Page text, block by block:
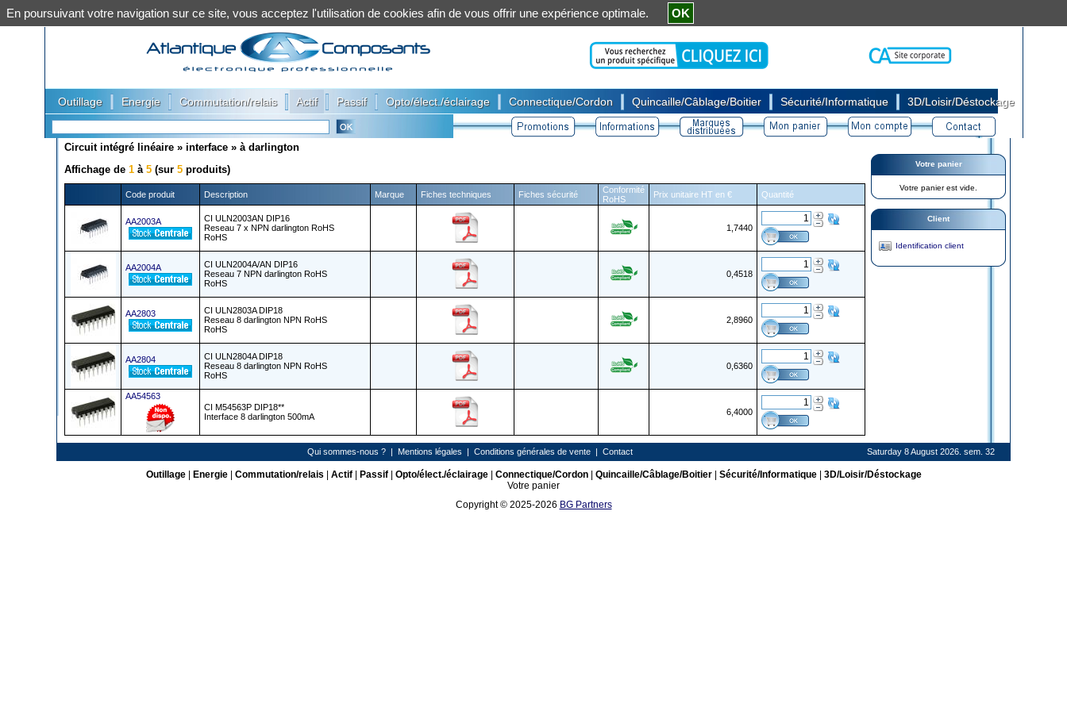
Outillage Energie Commutation/relais Actif Passif Opto/élect./éclairage Connectique/Cordon Quincaille/Câblage/Boitier Sécurité/Informatique 3D/Loisir/Déstockage
Circuit intégré linéaire » interface » à darlington
Affichage de 1 à 5 (sur 5 produits)
Code produit Description Marque Fiches techniques Fiches sécurité
Conformité
RoHS
Prix unitaire HT en € Quantité
AA2003A
CI ULN2003AN DIP16
Reseau 7 x NPN darlington RoHS
RoHS
1,7440
AA2004A
CI ULN2004A/AN DIP16
Reseau 7 NPN darlington RoHS
RoHS
0,4518
AA2803
CI ULN2803A DIP18
Reseau 8 darlington NPN RoHS
RoHS
2,8960
AA2804
CI ULN2804A DIP18
Reseau 8 darlington NPN RoHS
RoHS
0,6360
AA54563
CI M54563P DIP18**
Interface 8 darlington 500mA
6,4000
Votre panier
Votre panier est vide.
Client
Identification client
Qui sommes-nous ?| Mentions légales | Conditions générales de vente| Contact Saturday 8 August 2026. sem. 32
Outillage| Energie| Commutation/relais Actif| Passif| Opto/élect./éclairage| Connectique/Cordon| Quincaille/Câblage/Boitier| Sécurité/Informatique| 3D/Loisir/Déstockage
Votre panier
Copyright © 2025-2026 BG Partners
En poursuivant votre navigation sur ce site, vous acceptez l'utilisation de cookies afin de vous offrir une expérience optimale. OK